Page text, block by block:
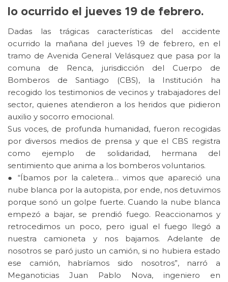
lo ocurrido el jueves 19 de febrero.
Dadas las trágicas características del accidente
ocurrido la mañana del jueves 19 de febrero, en el
tramo de Avenida General Velásquez que pasa por la
comuna de Renca, jurisdicción del Cuerpo de
Bomberos de Santiago (CBS), la Institución ha
recogido los testimonios de vecinos y trabajadores del
sector, quienes atendieron a los heridos que pidieron
auxilio y socorro emocional.
Sus voces, de profunda humanidad, fueron recogidas
por diversos medios de prensa y que el CBS registra
como ejemplo de solidaridad, hermana del
sentimiento que anima a los bomberos voluntarios.
● “Íbamos por la caletera… vimos que apareció una
nube blanca por la autopista, por ende, nos detuvimos
porque sonó un golpe fuerte. Cuando la nube blanca
empezó a bajar, se prendió fuego. Reaccionamos y
retrocedimos un poco, pero igual el fuego llegó a
nuestra camioneta y nos bajamos. Adelante de
nosotros se paró justo un camión, si no hubiera estado
ese camión, habríamos sido nosotros”, narró a
Meganoticias Juan Pablo Nova, ingeniero en